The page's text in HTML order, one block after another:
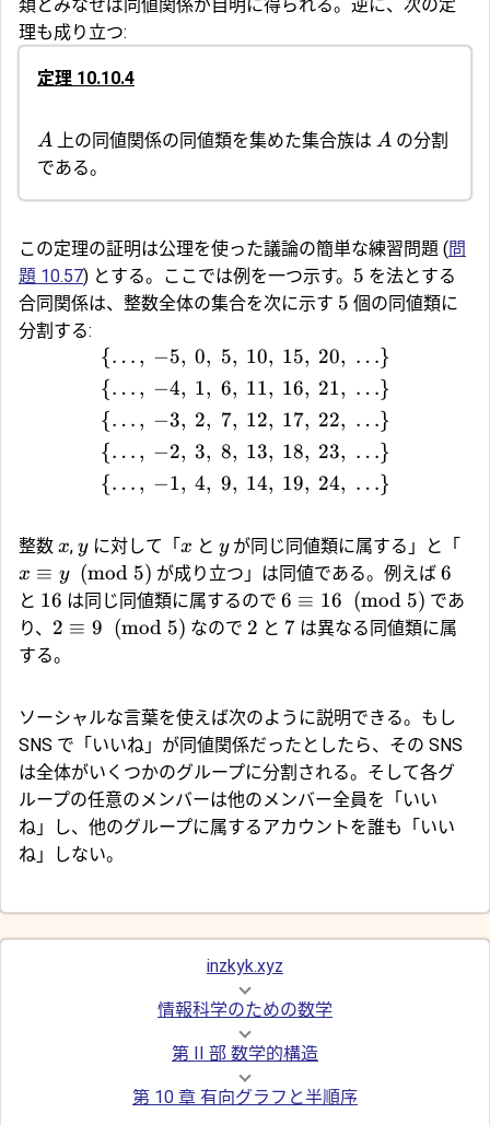
類とみなせば同値関係が自明に得られる。逆に、次の定
理も成り立つ:
定理 10.10.4
A 上の同値関係の同値類を集めた集合族は A の分割
である。
この定理の証明は公理を使った議論の簡単な練習問題 (問
題 10.57) とする。ここでは例を一つ示す。 5 を法とする
合同関係は、整数全体の集合を次に示す 5 個の同値類に
分割する:
{… , −5, 0, 5, 10, 15, 20, …}
{… , −4, 1, 6, 11, 16, 21, …}
{… , −3, 2, 7, 12, 17, 22, …}
{… , −2, 3, 8, 13, 18, 23, …}
{… , −1, 4, 9, 14, 19, 24, …}
整数 x, yに対して「 x と yが同じ同値類に属する」と「
x ≡ y (mod 5) が成り立つ」は同値である。例えば6
と 16 は同じ同値類に属するので 6 ≡ 16 (mod 5) であ
り、 2 ≡ 9 (mod 5) なので 2 と 7は異なる同値類に属
する。
ソーシャルな言葉を使えば次のように説明できる。もし
SNS で「いいね」が同値関係だったとしたら、その SNS
は全体がいくつかのグループに分割される。そして各グ
ループの任意のメンバーは他のメンバー全員を「いい
ね」し、他のグループに属するアカウントを誰も「いい
ね」しない。
inzkyk.xyz
情報科学のための数学
第 II 部 数学的構造
第 10 章 有向グラフと半順序